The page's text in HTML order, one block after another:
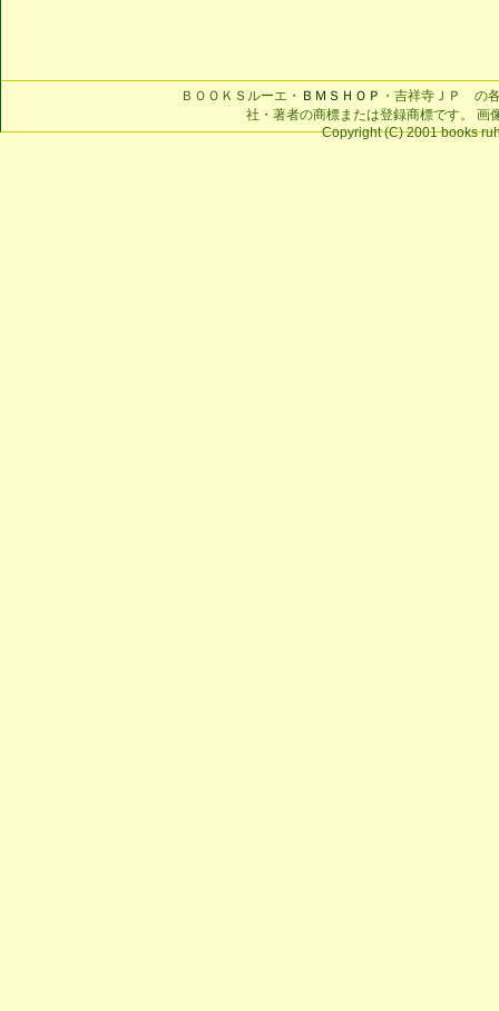
ＢＯＯＫＳルーエ・ ＢＭＳＨＯＰ ・吉祥寺ＪＰ の
社・著者の商標または登録商標です。 画
Copyright (C) 2001 books